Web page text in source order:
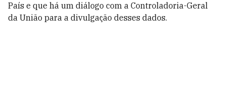
País e que há um diálogo com a Controladoria-Geral
da União para a divulgação desses dados.